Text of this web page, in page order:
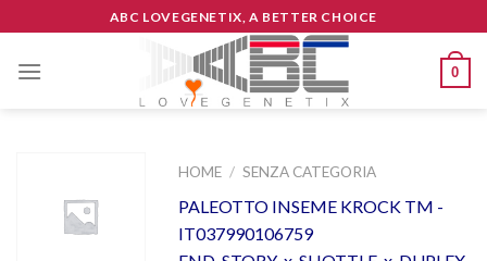
to
content
ABC LOVEGENETIX, A BETTER CHOICE
0
HOME / SENZA CATEGORIA
PALEOTTO INSEME KROCK TM -
IT037990106759